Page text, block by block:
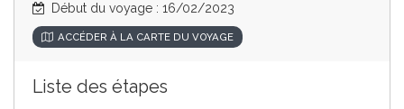
Début du voyage : 16/02/2023
ACCÉDER À LA CARTE DU VOYAGE
Liste des étapes